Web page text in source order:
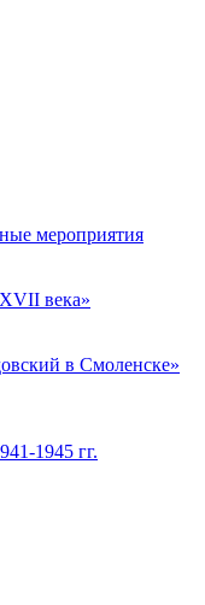
мероприятия
века»
в Смоленске»
1945 гг.